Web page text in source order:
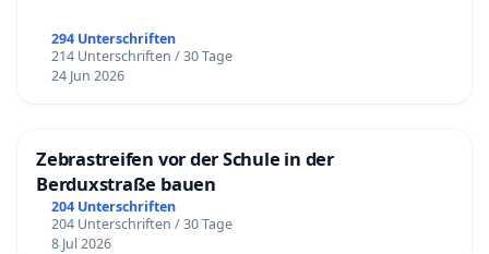
294 Unterschriften
214 Unterschriften / 30 Tage
24 Jun 2026
Zebrastreifen vor der Schule in der
Berduxstraße bauen
204 Unterschriften
204 Unterschriften / 30 Tage
8 Jul 2026